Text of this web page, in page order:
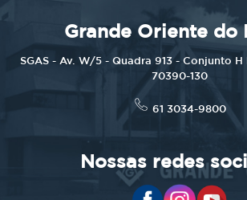
Grande Oriente do
SGAS - Av. W/5 - Quadra 913 - Conjunto H
70390-130
61 3034-9800
Nossas redes